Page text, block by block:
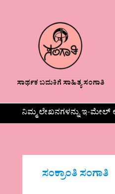
ಸಾರ್ಥಕ ಬದುಕಿಗೆ ಸಾಹಿತ್ಯ ಸಂಗಾತಿ
ನಿಮ್ಮ ಲೇಖನಗಳನ್ನು ಇ-ಮೇಲ್
ಸಂಕ್ರಾಂತಿ ಸಂಗಾತಿ